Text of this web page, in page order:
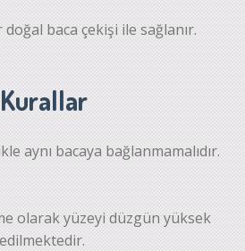
baca çekişi ile sağlanır.
aynı bacaya bağlanmamalıdır.
olarak yüzeyi düzgün yüksek